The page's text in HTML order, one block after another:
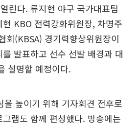
린다. 류지현 야구 국가대표팀
KBO 전력강화위원장, 차명주
회(KBSA) 경기력향상위원장이
발표하고 선수 선발 배경과 대
설명할 예정이다.
을 높이기 위해 기자회견 전후로
램도 함께 편성했다. 방송에는